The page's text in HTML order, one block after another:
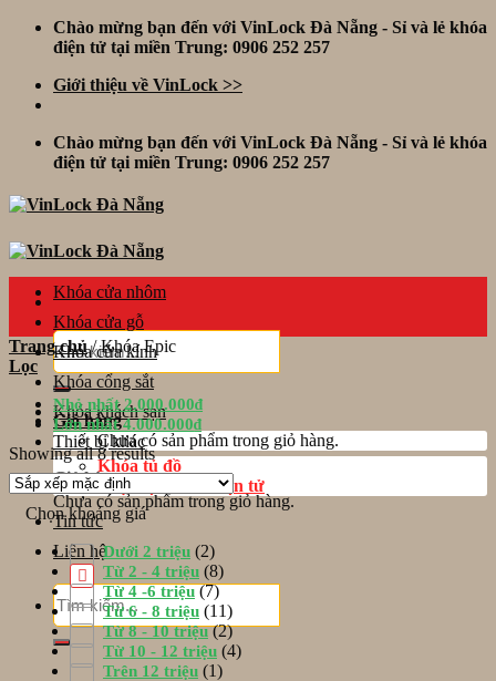
Skip
Chào mừng bạn đến với VinLock Đà Nẵng - Sỉ và lẻ khóa
điện tử tại miền Trung: 0906 252 257
Giới thiệu về VinLock >>
Chào mừng bạn đến với VinLock Đà Nẵng - Sỉ và lẻ khóa
điện tử tại miền Trung: 0906 252 257
Tìm
kiếm:
Giỏ hàng
Chưa có sản phẩm trong giỏ hàng.
Giỏ hàng
Chưa có sản phẩm trong giỏ hàng.
Khóa cửa nhôm
Khóa cửa gỗ
Khóa cửa kính
Khóa cổng sắt
Khóa khách sạn
Thiết bị khác
Khóa tủ đồ
Phụ kiện khóa điện tử
Tin tức
Liên hệ
Tìm
kiếm:
Trang chủ /Khóa Epic
Lọc
Nhỏ nhất2.000.000₫
Lớn nhất4.000.000₫
Showing all 8 results
Chọn khoảng giá
Dưới 2 triệu (2)
Từ 2 - 4 triệu (8)
Từ 4 -6 triệu (7)
Từ 6 - 8 triệu (11)
Từ 8 - 10 triệu (2)
Từ 10 - 12 triệu (4)
Trên 12 triệu (1)